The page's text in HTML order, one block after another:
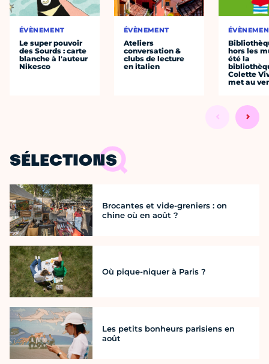
ÉVÈNEMENT
Le super pouvoir
des Sourds : carte
blanche à l'auteur
Nikesco
ÉVÈNEMENT
Ateliers
conversation &
clubs de lecture
en italien
hors les
été la
Colette
met au
SÉLECTIONS
Brocantes et vide-greniers : on
chine où en août ?
Où pique-niquer à Paris ?
Les petits bonheurs parisiens en
août